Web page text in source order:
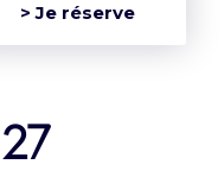
> Je réserve